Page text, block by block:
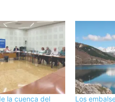
la cuenca del Los